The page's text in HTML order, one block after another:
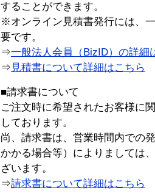
することができます。
※オンライン見積書発行には、
要です。
⇒一般法人会員（BizID）の詳細
⇒ 見積書について詳細はこちら
■請求書について
ご注文時に希望されたお客様に
しております。
尚、請求書は、営業時間内での
かかる場合等）によりましては
ざいます。
⇒請求書について詳細はこちら